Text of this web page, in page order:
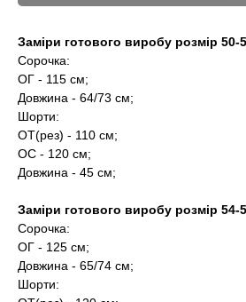
Заміри готового виробу розмір 50-
Сорочка:
ОГ - 115 см;
Довжина - 64/73 см;
Шорти:
ОТ(рез) - 110 см;
ОС - 120 см;
Довжина - 45 см;
Заміри готового виробу розмір 54-
Сорочка:
ОГ - 125 см;
Довжина - 65/74 см;
Шорти: